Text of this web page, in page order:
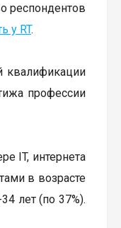
респондентов
у RT.
квалификации
профессии
IT, интернета
в возрасте
лет (по 37%).